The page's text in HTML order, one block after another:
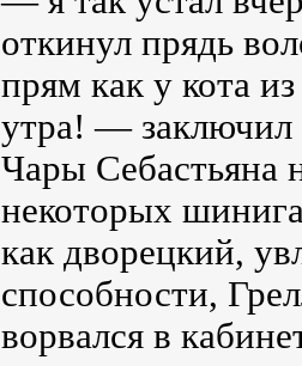
откинул прядь
прям как у кота
утра! — заключил
Чары Себастьяна
некоторых
как дворецкий,
способности,
ворвался в